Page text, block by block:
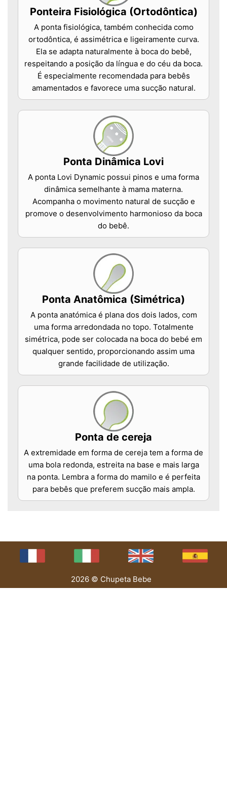
Ponteira Fisiológica (Ortodôntica)
A ponta fisiológica, também conhecida como
ortodôntica, é assimétrica e ligeiramente curva.
Ela se adapta naturalmente à boca do bebê,
respeitando a posição da língua e do céu da boca.
É especialmente recomendada para bebês
amamentados e favorece uma sucção natural.
Ponta Dinâmica Lovi
A ponta Lovi Dynamic possui pinos e uma forma
dinâmica semelhante à mama materna.
Acompanha o movimento natural de sucção e
promove o desenvolvimento harmonioso da boca
do bebê.
Ponta Anatômica (Simétrica)
A ponta anatómica é plana dos dois lados, com
uma forma arredondada no topo. Totalmente
simétrica, pode ser colocada na boca do bebé em
qualquer sentido, proporcionando assim uma
grande facilidade de utilização.
Ponta de cereja
A extremidade em forma de cereja tem a forma de
uma bola redonda, estreita na base e mais larga
na ponta. Lembra a forma do mamilo e é perfeita
para bebês que preferem sucção mais ampla.
2026 © Chupeta Bebe